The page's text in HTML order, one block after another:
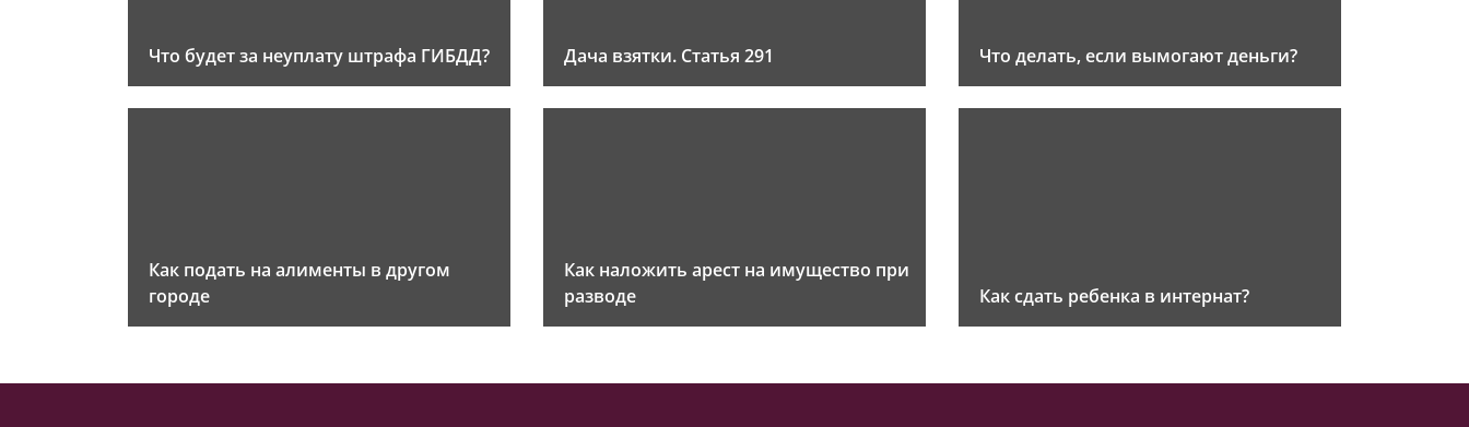
Что будет за неуплату штрафа ГИБДД? Дача взятки. Статья 291 Что делать, если вымогают деньги?
Как подать на алименты в другом
городе
Как наложить арест на имущество при
разводе
Как сдать ребенка в интернат?